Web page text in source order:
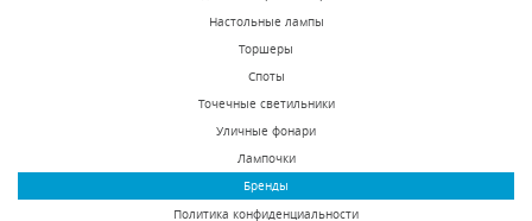
Настольные лампы
Торшеры
Споты
Точечные светильники
Уличные фонари
Лампочки
Бренды
Политика конфиденциальности